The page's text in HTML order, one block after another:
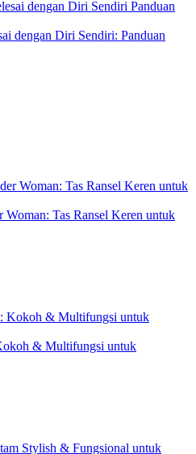
dengan Diri Sendiri: Panduan
Tas Ransel Keren untuk
& Multifungsi untuk